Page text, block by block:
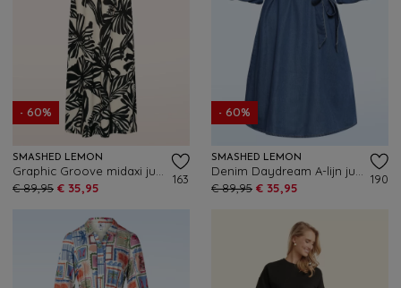
- 60%
SMASHED LEMON
€ 89,95 € 35,95
163
- 60%
SMASHED LEMON
€ 89,95 € 35,95
190